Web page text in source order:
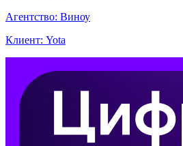
Агентство: Виноу
Клиент: Yota